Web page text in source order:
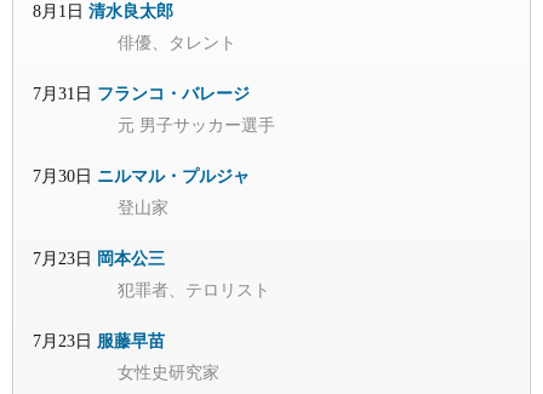
8月1日 清水良太郎
俳優、タレント
7月31日 フランコ・バレージ
元 男子サッカー選手
7月30日 ニルマル・プルジャ
登山家
7月23日 岡本公三
犯罪者、テロリスト
7月23日 服藤早苗
女性史研究家